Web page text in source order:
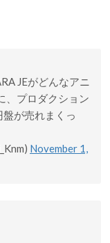
JEがどんなアニ
、プロダクション
盤が売れまくっ
November 1,